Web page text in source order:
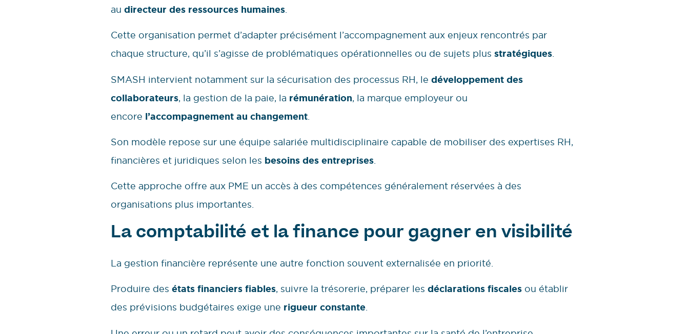
au directeur des ressources humaines.
Cette organisation permet d’adapter précisément l’accompagnement aux enjeux rencontrés par
chaque structure, qu’il s’agisse de problématiques opérationnelles ou de sujets plus stratégiques.
SMASH intervient notamment sur la sécurisation des processus RH, le développement des
collaborateurs, la gestion de la paie, la rémunération, la marque employeur ou
encore l’accompagnement au changement.
Son modèle repose sur une équipe salariée multidisciplinaire capable de mobiliser des expertises RH,
financières et juridiques selon les besoins des entreprises.
Cette approche offre aux PME un accès à des compétences généralement réservées à des
organisations plus importantes.
La comptabilité et la finance pour gagner en visibilité
La gestion financière représente une autre fonction souvent externalisée en priorité.
Produire des états financiers fiables, suivre la trésorerie, préparer les déclarations fiscales ou établir
des prévisions budgétaires exige une rigueur constante.